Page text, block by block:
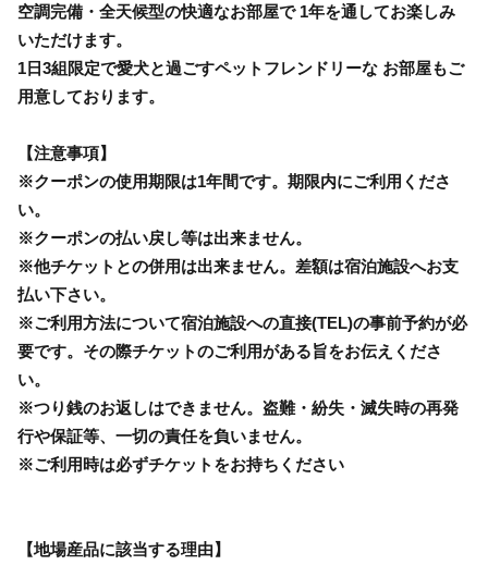
空調完備・全天候型の快適なお部屋で 1年を通してお楽しみ
いただけます。
1日3組限定で愛犬と過ごすペットフレンドリーな お部屋もご
用意しております。
【注意事項】
※クーポンの使用期限は1年間です。期限内にご利用くださ
い。
※クーポンの払い戻し等は出来ません。
※他チケットとの併用は出来ません。差額は宿泊施設へお支
払い下さい。
※ご利用方法について宿泊施設への直接(TEL)の事前予約が必
要です。その際チケットのご利用がある旨をお伝えくださ
い。
※つり銭のお返しはできません。盗難・紛失・滅失時の再発
行や保証等、一切の責任を負いません。
※ご利用時は必ずチケットをお持ちください
【地場産品に該当する理由】